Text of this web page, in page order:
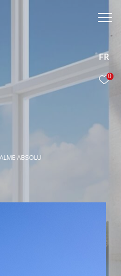
FR
0
ABSOLU